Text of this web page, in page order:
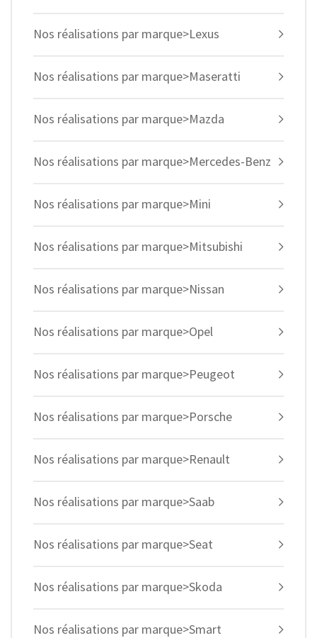
Nos réalisations par marque>Lexus
Nos réalisations par marque>Maseratti
Nos réalisations par marque>Mazda
Nos réalisations par marque>Mercedes-Benz
Nos réalisations par marque>Mini
Nos réalisations par marque>Mitsubishi
Nos réalisations par marque>Nissan
Nos réalisations par marque>Opel
Nos réalisations par marque>Peugeot
Nos réalisations par marque>Porsche
Nos réalisations par marque>Renault
Nos réalisations par marque>Saab
Nos réalisations par marque>Seat
Nos réalisations par marque>Skoda
Nos réalisations par marque>Smart